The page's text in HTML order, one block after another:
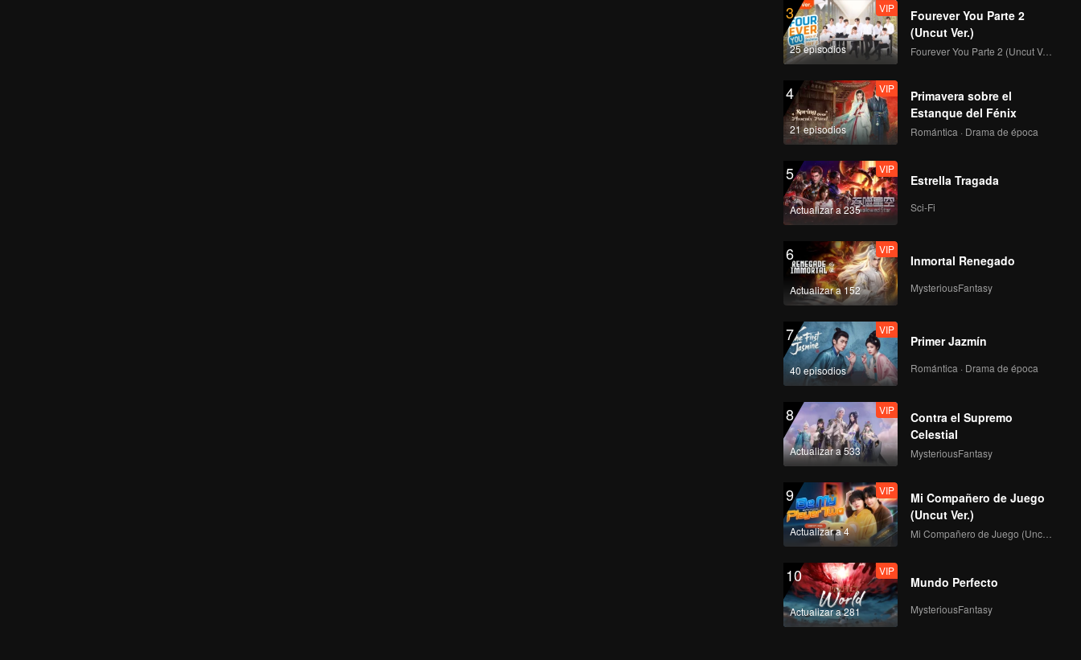
3
25 episodios
VIP
Fourever You Parte 2
(Uncut Ver.)
Fourever You Parte 2 (Uncut Ver.)
4
21 episodios
VIP
Primavera sobre el
Estanque del Fénix
Romántica · Drama de época
5
Actualizar a 235
VIP
Estrella Tragada
Sci-Fi
6
Actualizar a 152
VIP
Inmortal Renegado
MysteriousFantasy
7
40 episodios
VIP
Primer Jazmín
Romántica · Drama de época
8
Actualizar a 533
VIP
Contra el Supremo
Celestial
MysteriousFantasy
9
Actualizar a 4
VIP
Mi Compañero de Juego
(Uncut Ver.)
Mi Compañero de Juego (Uncut Ver.)
10
Actualizar a 281
VIP
Mundo Perfecto
MysteriousFantasy